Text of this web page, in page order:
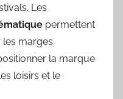
Les
permettent
les marges
la marque
loisirs et le